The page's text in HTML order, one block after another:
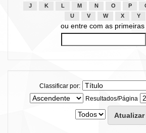
J
K L M N O P
U
V W X Y
ou entre com as primeiras
Classificar por:
Resultados/Página